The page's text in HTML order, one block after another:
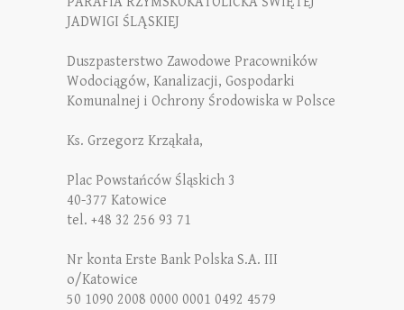
JADWIGI ŚLĄSKIEJ
Duszpasterstwo Zawodowe Pracowników
Wodociągów, Kanalizacji, Gospodarki
Komunalnej i Ochrony Środowiska w Polsce
Ks. Grzegorz Krząkała,
Plac Powstańców Śląskich 3
40-377 Katowice
tel. +48 32 256 93 71
Nr konta Erste Bank Polska S.A. III
o/Katowice
50 1090 2008 0000 0001 0492 4579